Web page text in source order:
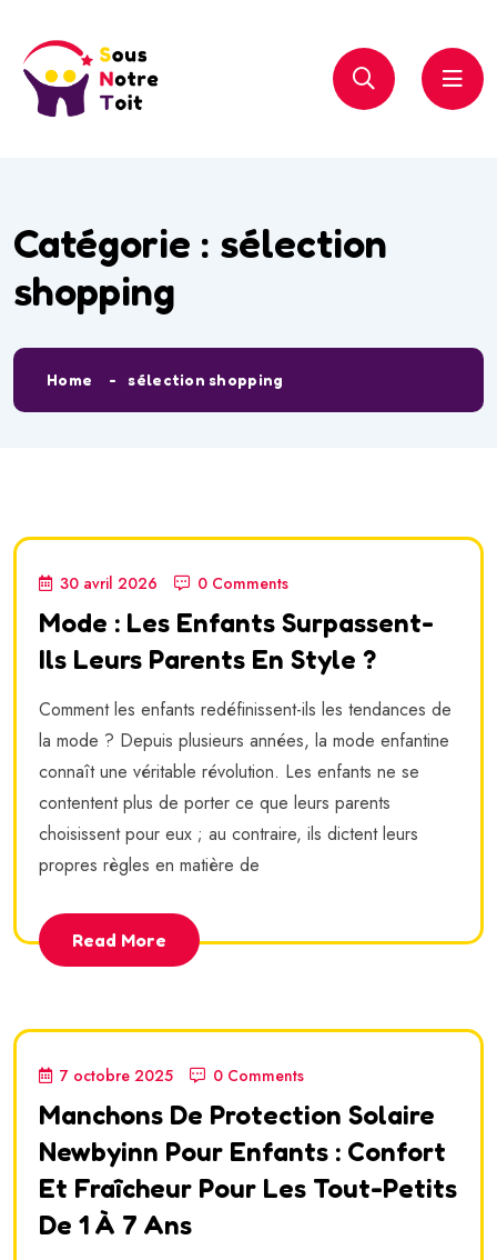
Catégorie : sélection
shopping
Home sélection shopping
30 avril 2026 0 Comments
Mode : Les Enfants Surpassent-
Ils Leurs Parents En Style ?
Comment les enfants redéfinissent-ils les tendances de
la mode ? Depuis plusieurs années, la mode enfantine
connaît une véritable révolution. Les enfants ne se
contentent plus de porter ce que leurs parents
choisissent pour eux ; au contraire, ils dictent leurs
propres règles en matière de
Read More
7 octobre 2025 0 Comments
Manchons De Protection Solaire
Newbyinn Pour Enfants : Confort
Et Fraîcheur Pour Les Tout-Petits
De 1 À 7 Ans